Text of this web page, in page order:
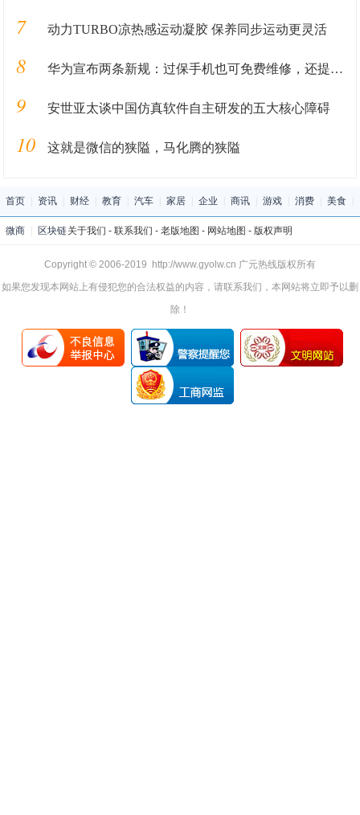
7 动力TURBO凉热感运动凝胶 保养同步运动更灵活
8 华为宣布两条新规：过保手机也可免费维修，还提供免费寄送服务
9 安世亚太谈中国仿真软件自主研发的五大核心障碍
10 这就是微信的狭隘，马化腾的狭隘
首页 资讯 财经 教育 汽车 家居 企业 商讯 游戏 消费 美食
微商 区块链关于我们 - 联系我们 - 老版地图 - 网站地图 - 版权声明
Copyright © 2006-2019 http://www.gyolw.cn 广元热线版权所有
如果您发现本网站上有侵犯您的合法权益的内容，请联系我们，本网站将立即予以删
除！